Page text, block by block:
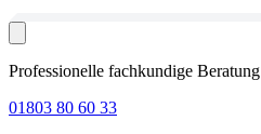
Professionelle fachkundige Beratung
01803 80 60 33